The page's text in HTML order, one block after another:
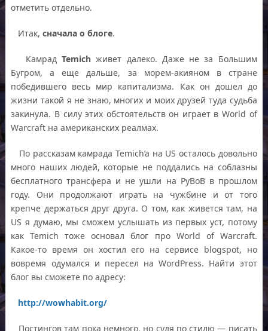
отметить отдельно.
Итак,сначала о блоге.
КамрадTemich живет далеко. Даже не за Большим
Бугром, а еще дальше, за морем-акияном в стране
победившего весь мир капитализма. Как он дошел до
жизни такой я не знаю, многих и моих друзей туда судьба
закинула. В силу этих обстоятельств он играет в World of
Warcraft на американских реалмах.
По рассказам камрада Temich’a на US осталось довольно
много наших людей, которые не поддались на соблазны
бесплатного трансфера и не ушли на РуВоВ в прошлом
году. Они продолжают играть на чужбине и от того
крепче держаться друг друга. О том, как живется там, на
US я думаю, мы сможем услышать из первых уст, потому
как Temich тоже основал блог про World of Warcraft.
Какое-то время он хостил его на сервисе blogspot, но
вовремя одумался и пересел на WordPress. Найти этот
блог вы сможете по адресу:
http://wowhabit.org/
Постингов там пока немного, но судя по стилю — писать